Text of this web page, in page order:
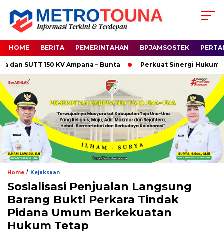
HOME BERITA PEMERINTAHAN BPJAMSOSTEK
150 KV Ampana – Bunta Perkuat Sinergi Hukum,
Home / Kejaksaan
Sosialisasi Penjualan Langsung
Barang Bukti Perkara Tindak
Pidana Umum Berkekuatan
Hukum Tetap